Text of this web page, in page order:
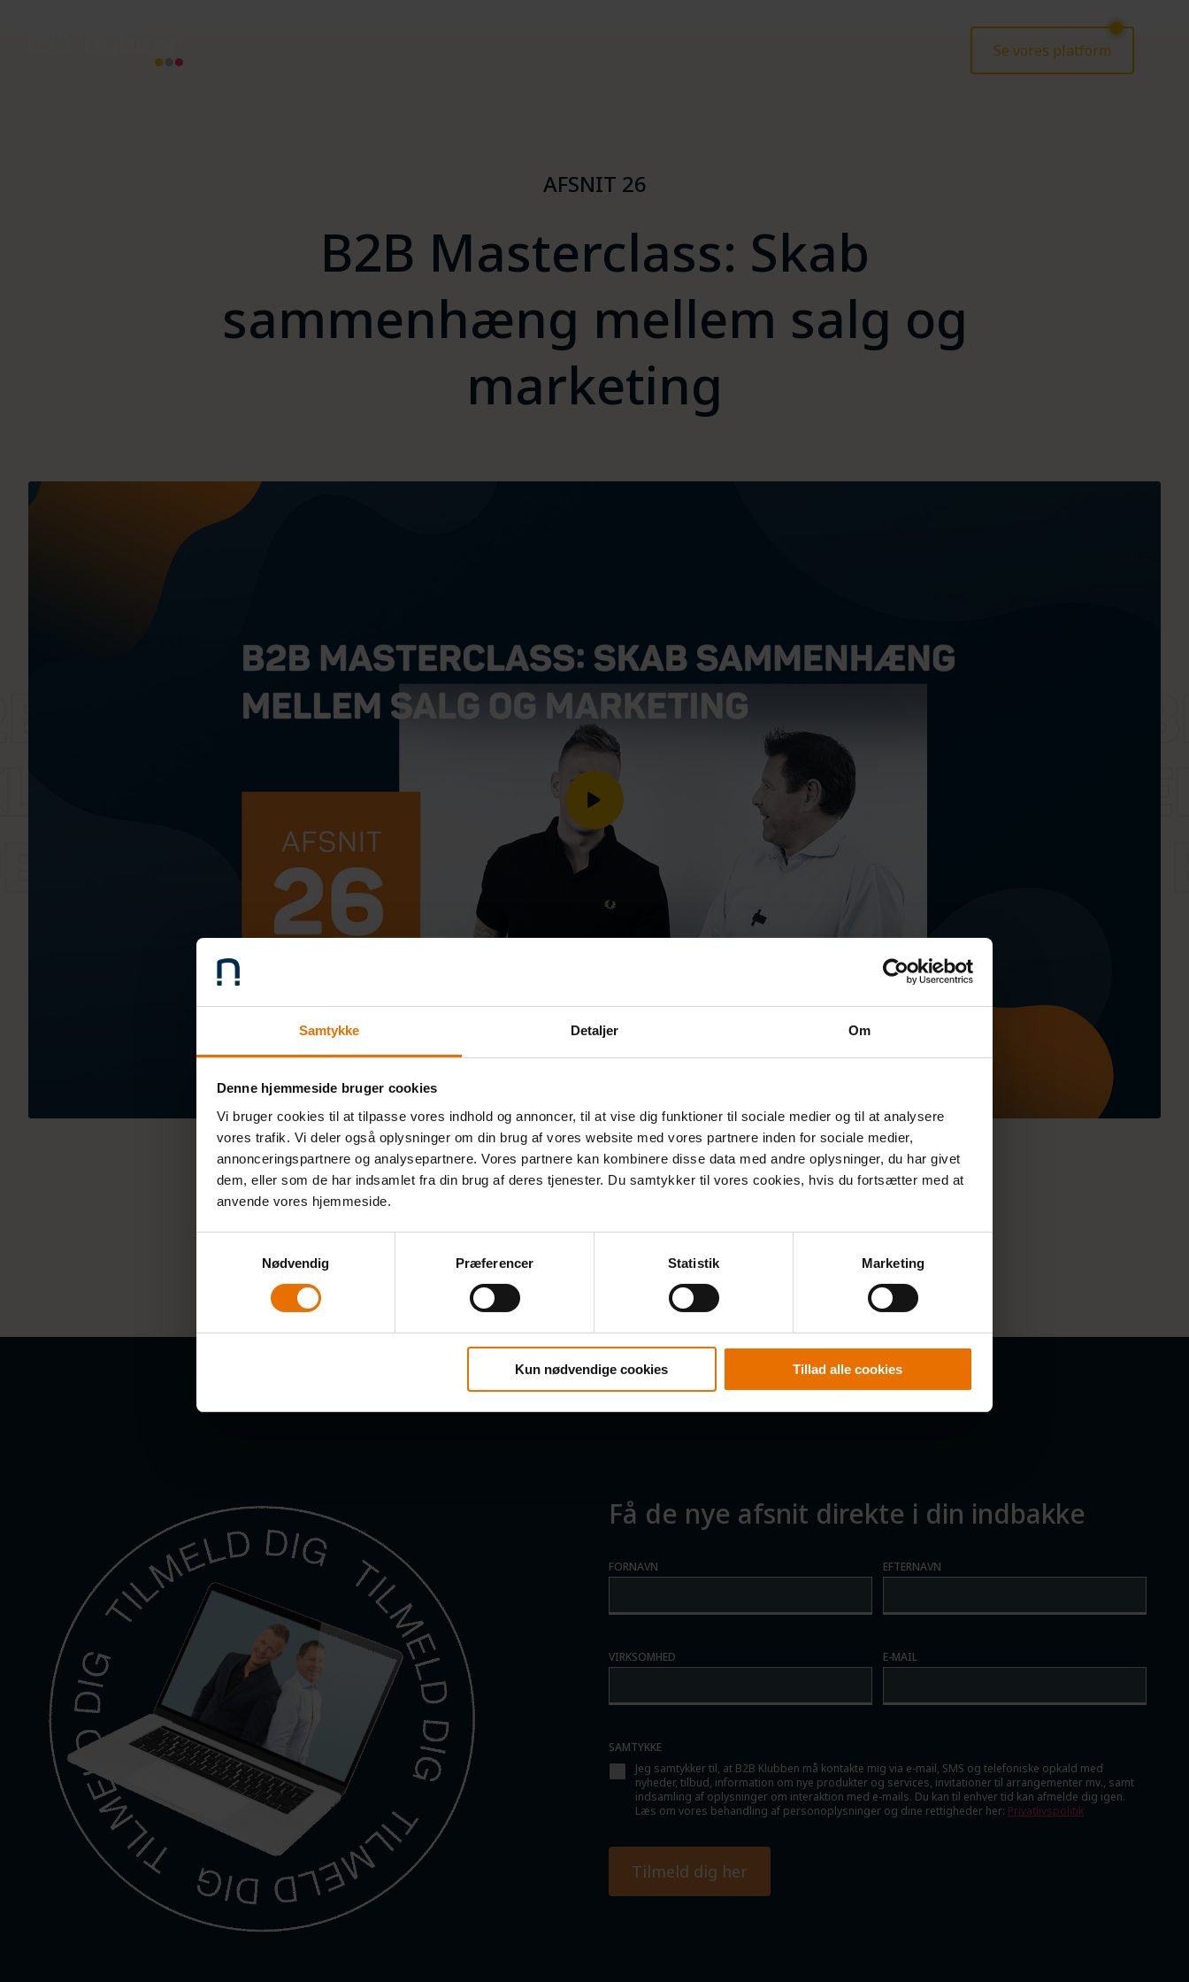
Samtykke Detaljer Om
Denne hjemmeside bruger cookies
Vi bruger cookies til at tilpasse vores indhold og annoncer, til at vise dig funktioner til sociale medier og til at analysere
vores trafik. Vi deler også oplysninger om din brug af vores website med vores partnere inden for sociale medier,
annonceringspartnere og analysepartnere. Vores partnere kan kombinere disse data med andre oplysninger, du har givet
dem, eller som de har indsamlet fra din brug af deres tjenester. Du samtykker til vores cookies, hvis du fortsætter med at
anvende vores hjemmeside.
Nødvendig
Præferencer Statistik Marketing
Kun nødvendige cookies Tillad alle cookies
Se vores platform
AFSNIT 26
B2B Masterclass: Skab
sammenhæng mellem salg og
marketing
Få de nye afsnit direkte i din indbakke
FORNAVN EFTERNAVN
VIRKSOMHED E-MAIL
SAMTYKKE
Jeg samtykker til, at B2B Klubben må kontakte mig via e-mail, SMS og telefoniske opkald med
nyheder, tilbud, information om nye produkter og services, invitationer til arrangementer mv., samt
indsamling af oplysninger om interaktion med e-mails. Du kan til enhver tid kan afmelde dig igen.
Læs om vores behandling af personoplysninger og dine rettigheder her: Privatlivspolitik
Tilmeld dig her